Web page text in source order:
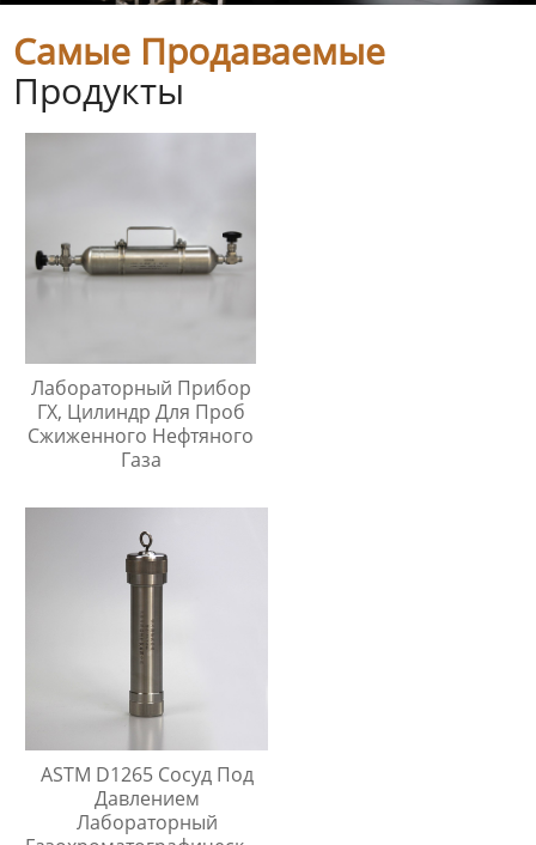
Самые Продаваемые
Продукты
Лабораторный Прибор
ГХ, Цилиндр Для Проб
Сжиженного Нефтяного
Газа
ASTM D1265 Сосуд Под
Давлением
Лабораторный